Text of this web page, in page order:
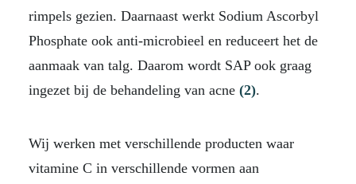
rimpels gezien. Daarnaast werkt Sodium Ascorbyl
Phosphate ook anti-microbieel en reduceert het de
aanmaak van talg. Daarom wordt SAP ook graag
ingezet bij de behandeling van acne (2).
Wij werken met verschillende producten waar
vitamine C in verschillende vormen aan